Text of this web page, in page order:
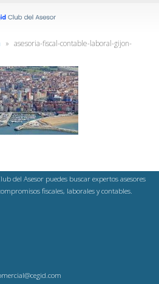
» asesoria-fiscal-contable-laboral-gijon-
del Asesor puedes buscar expertos asesores
fiscales, laborales y contables.